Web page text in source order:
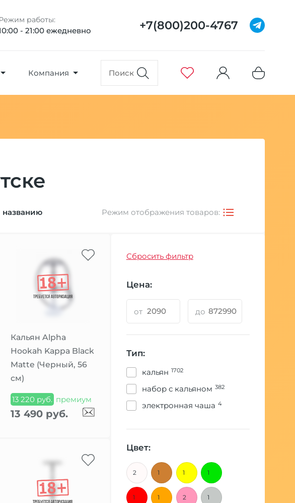
работы:
- 21:00 ежедневно +7(800)200-4767
Компания
товара
названию Режим отображения товаров:
Кальян Alpha
Hookah Kappa Black
Matte (Черный, 56
см)
13 220 руб. премиум
13 490 руб.
Сбросить фильтр
Цена:
от до
Тип:
кальян 1702
набор с кальяном 382
электронная чаша 4
Цвет:
2 1 1 1
1 1 2 1